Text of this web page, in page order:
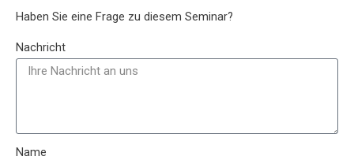
Haben Sie eine Frage zu diesem Seminar?
Nachricht
Name